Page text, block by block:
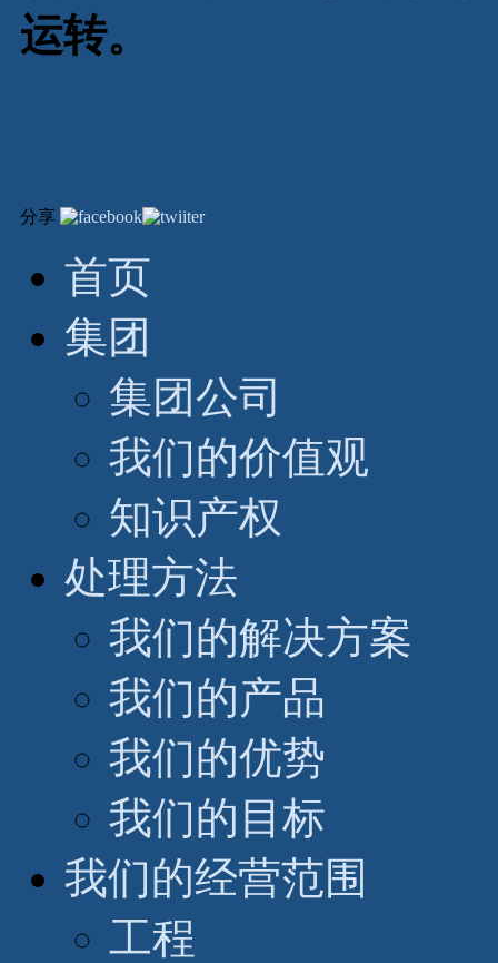
运转。
分享
首页
集团
集团公司
我们的价值观
知识产权
处理方法
我们的解决方案
我们的产品
我们的优势
我们的目标
我们的经营范围
工程